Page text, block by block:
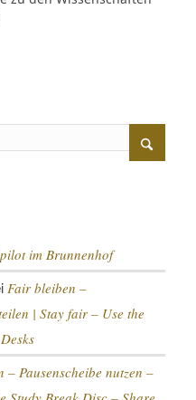
im Brunnenhof
Fair bleiben –
| Stay fair – Use the
– Pausenscheibe nutzen –